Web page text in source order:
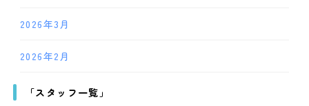
2026年3月
2026年2月
「スタッフ一覧」